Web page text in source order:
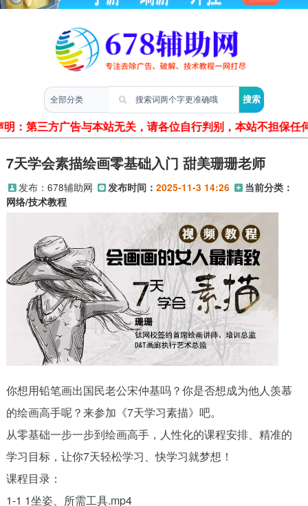
：第三方广告与本站无关，请各位自行判别，本站不担保任
7天学会素描绘画零基础入门 甜美珊珊老师
发布： 678辅助网 发布时间： 2025-11-3 14:26
当前分类：
网络/技术教程
你想用铅笔画出国民老公宋仲基吗？你是否想成为他人羡慕
的绘画高手呢？来参加《7天学习素描》吧。
从零基础一步一步到绘画高手，人性化的课程安排、精准的
学习目标，让你7天轻松学习、快学习就梦想！
课程目录：
1-1 1坐姿、所需工具.mp4